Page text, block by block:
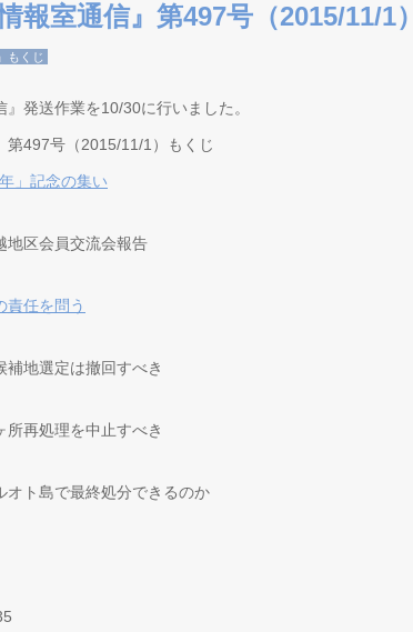
報室通信』第497号（2015/11/1
もくじ
発送作業を10/30に行いました。
第497号（2015/11/1）もくじ
」記念の集い
地区会員交流会報告
責任を問う
地選定は撤回すべき
再処理を中止すべき
オト島で最終処分できるのか